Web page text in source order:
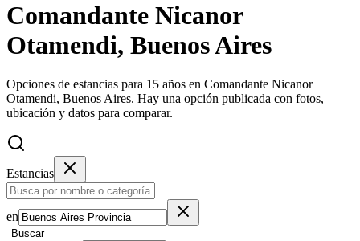
Comandante Nicanor
Otamendi, Buenos Aires
Opciones de estancias para 15 años en Comandante Nicanor
Otamendi, Buenos Aires. Hay una opción publicada con fotos,
ubicación y datos para comparar.
Estancias
en
Buscar